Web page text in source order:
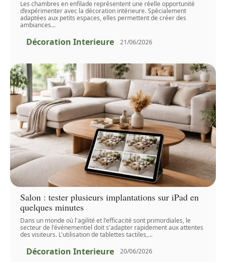
Les chambres en enfilade représentent une réelle opportunité
d’expérimenter avec la décoration intérieure. Spécialement
adaptées aux petits espaces, elles permettent de créer des
ambiances…
Décoration Interieure 21/06/2026
Salon : tester plusieurs implantations sur iPad en
quelques minutes
Dans un monde où l'agilité et l'efficacité sont primordiales, le
secteur de l'événementiel doit s'adapter rapidement aux attentes
des visiteurs. L'utilisation de tablettes tactiles,…
Décoration Interieure 20/06/2026